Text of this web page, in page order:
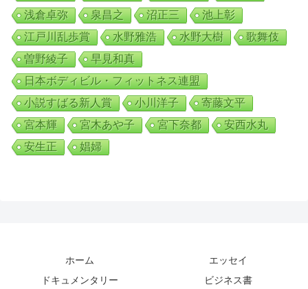
浅倉卓弥
泉昌之 沼正三
池上彰
江戸川乱歩賞
水野雅浩 水野大樹
歌舞伎
曽野綾子
早見和真
日本ボディビル・フィットネス連盟
小説すばる新人賞
小川洋子
寄藤文平
宮本輝
宮木あや子 宮下奈都
安西水丸
安生正
娼婦
ホーム
エッセイ
ドキュメンタリー
ビジネス書